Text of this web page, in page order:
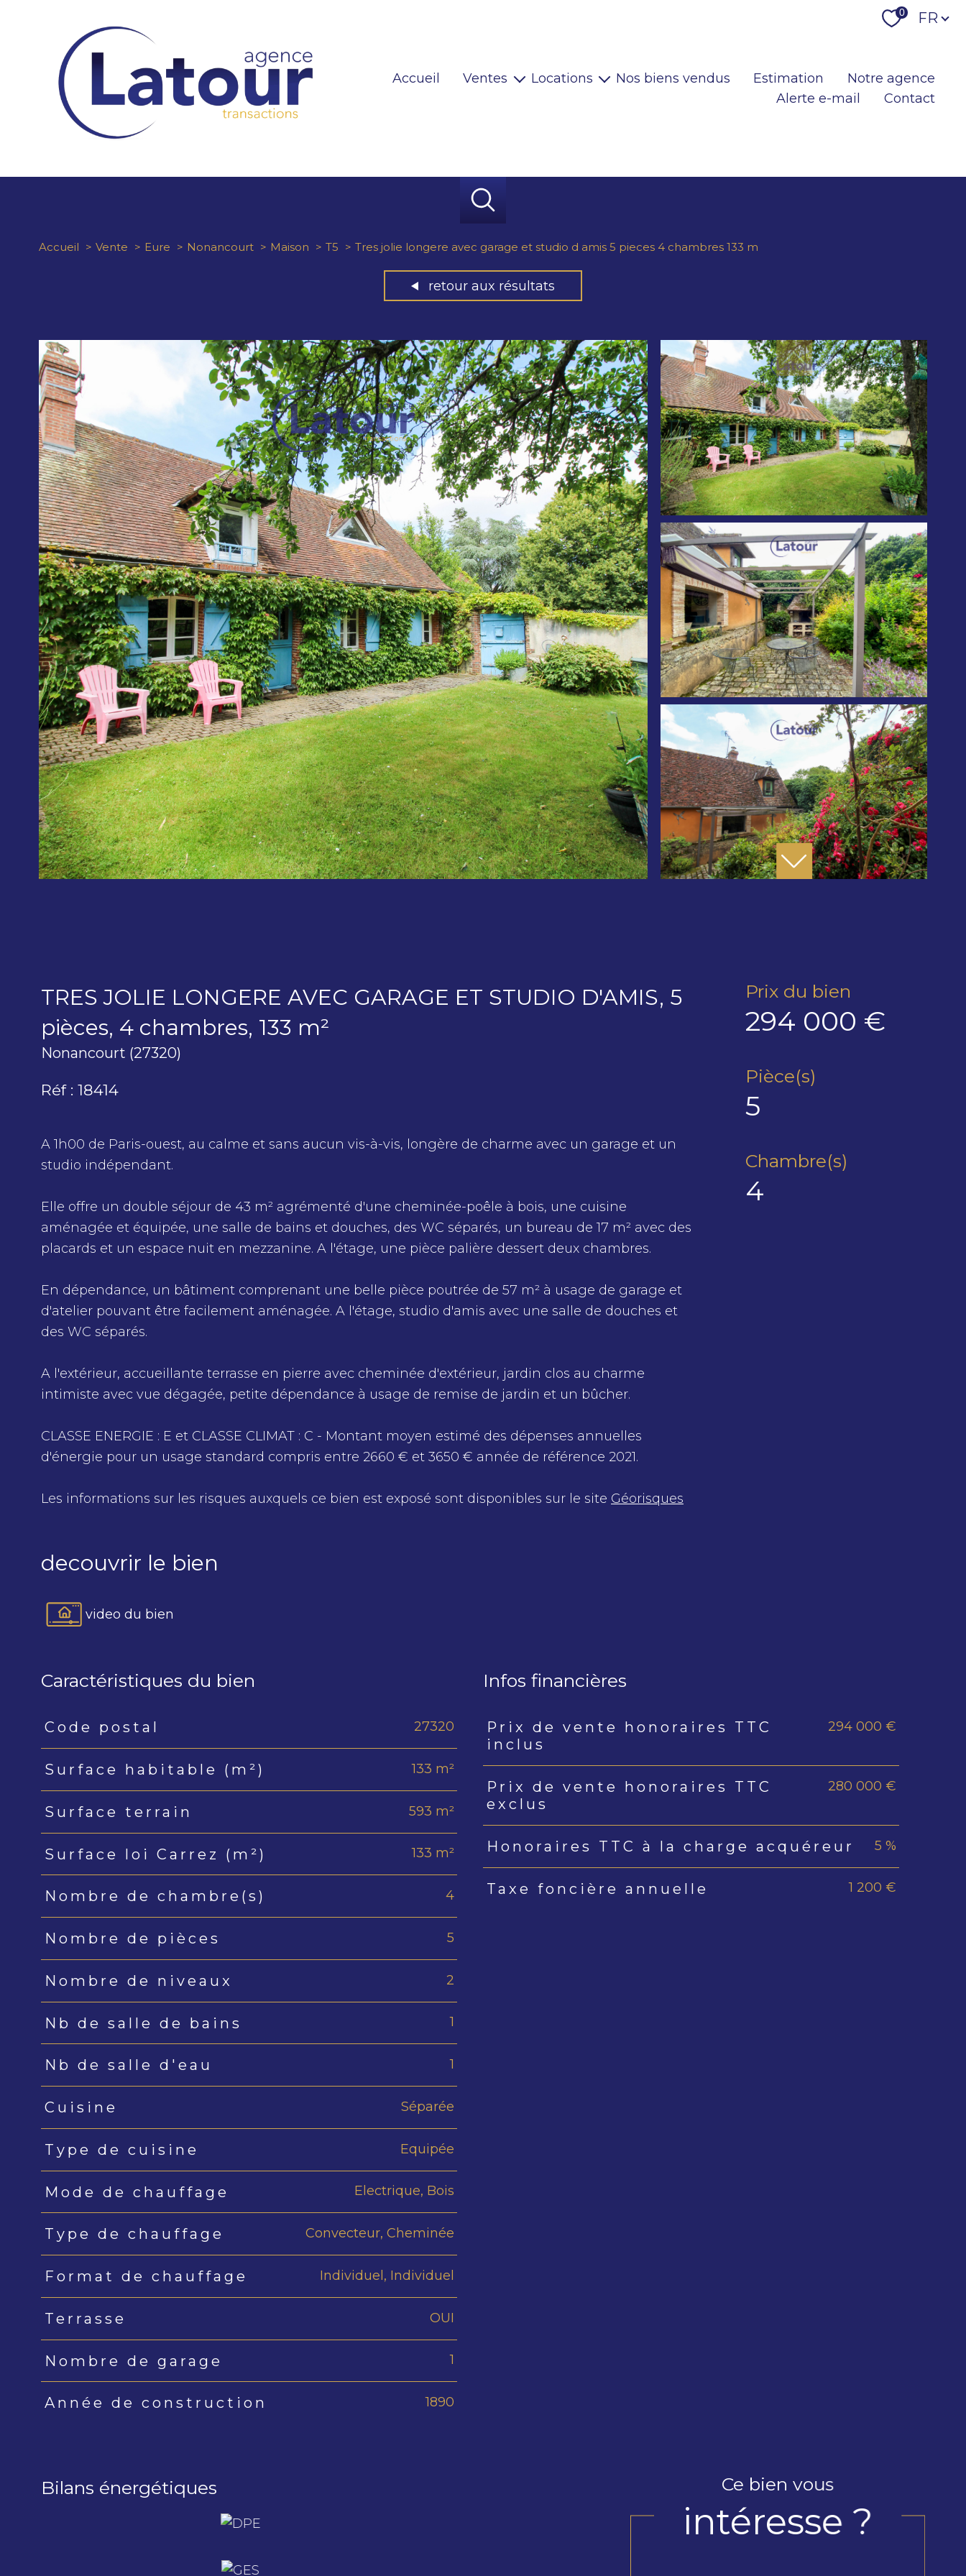
0 Langue
FR
Accueil Ventes
Locaux pro
Immeubles
Locations Nos biens vendus Estimation
Notre agence
Alerte e-mail
Contact
Accueil Vente Eure Nonancourt Maison T5 Tres jolie longere avec garage et studio d amis 5 pieces 4 chambres 133 m
retour aux résultats
TRES JOLIE LONGERE AVEC GARAGE ET STUDIO D'AMIS, 5
pièces, 4 chambres, 133 m²
Nonancourt (27320)
Réf : 18414
A 1h00 de Paris-ouest, au calme et sans aucun vis-à-vis, longère de charme avec un garage et un
studio indépendant.
Elle offre un double séjour de 43 m² agrémenté d'une cheminée-poêle à bois, une cuisine
aménagée et équipée, une salle de bains et douches, des WC séparés, un bureau de 17 m² avec des
placards et un espace nuit en mezzanine. A l'étage, une pièce palière dessert deux chambres.
En dépendance, un bâtiment comprenant une belle pièce poutrée de 57 m² à usage de garage et
d'atelier pouvant être facilement aménagée. A l'étage, studio d'amis avec une salle de douches et
des WC séparés.
A l'extérieur, accueillante terrasse en pierre avec cheminée d'extérieur, jardin clos au charme
intimiste avec vue dégagée, petite dépendance à usage de remise de jardin et un bûcher.
CLASSE ENERGIE : E et CLASSE CLIMAT : C - Montant moyen estimé des dépenses annuelles
d'énergie pour un usage standard compris entre 2660 € et 3650 € année de référence 2021.
Les informations sur les risques auxquels ce bien est exposé sont disponibles sur le site Géorisques
decouvrir le bien
video du bien
Prix du bien
294 000 €
Pièce(s)
5
Chambre(s)
4
Caractéristiques du bien
Caractéristiques
Code postal 27320
Surface habitable (m²) 133 m²
Surface terrain 593 m²
Surface loi Carrez (m²) 133 m²
Nombre de chambre(s) 4
Nombre de pièces 5
Nombre de niveaux 2
Nb de salle de bains 1
Nb de salle d'eau 1
Cuisine Séparée
Type de cuisine Equipée
Mode de chauffage Electrique, Bois
Type de chauffage Convecteur, Cheminée
Format de chauffage Individuel, Individuel
Terrasse OUI
Nombre de garage 1
Année de construction 1890
Infos financières
Caractéristiques Valeurs
Prix de vente honoraires TTC
inclus
294 000 €
Prix de vente honoraires TTC
exclus
280 000 €
Honoraires TTC à la charge acquéreur 5 %
Taxe foncière annuelle 1 200 €
Bilans énergétiques Ce bien vous
intéresse ?